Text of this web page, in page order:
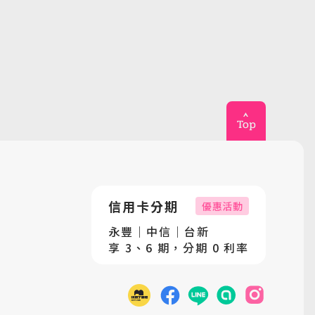
信用卡分期 優惠活動
永豐｜中信｜台新
享 3、6 期，分期 0 利率